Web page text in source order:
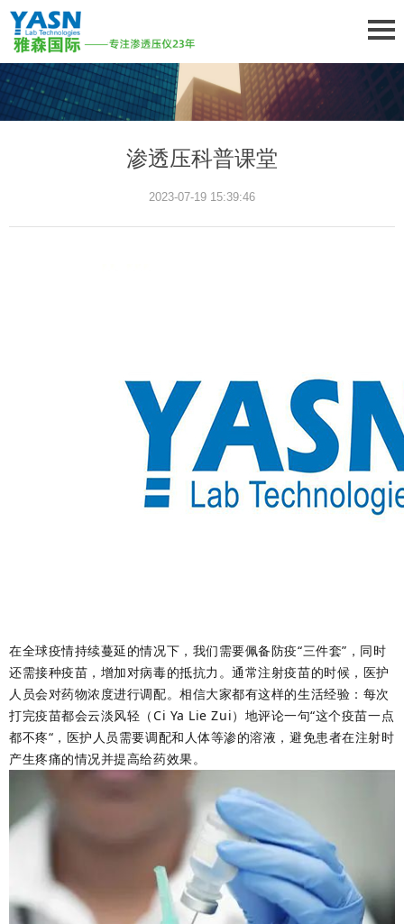
渗透压科普课堂
2023-07-19 15:39:46
在全球疫情持续蔓延的情况下，我们需要佩备防疫“三件套”，同时
还需接种疫苗，增加对病毒的抵抗力。通常注射疫苗的时候，医护
人员会对药物浓度进行调配。相信大家都有这样的生活经验：每次
打完疫苗都会云淡风轻（Ci Ya Lie Zui）地评论一句“这个疫苗一点
都不疼“，医护人员需要调配和人体等渗的溶液，避免患者在注射时
产生疼痛的情况并提高给药效果。